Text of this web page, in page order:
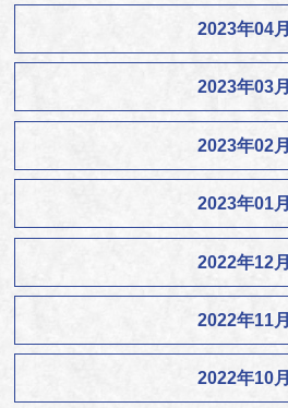
2023年04月
2023年03月
2023年02月
2023年01月
2022年12月
2022年11月
2022年10月